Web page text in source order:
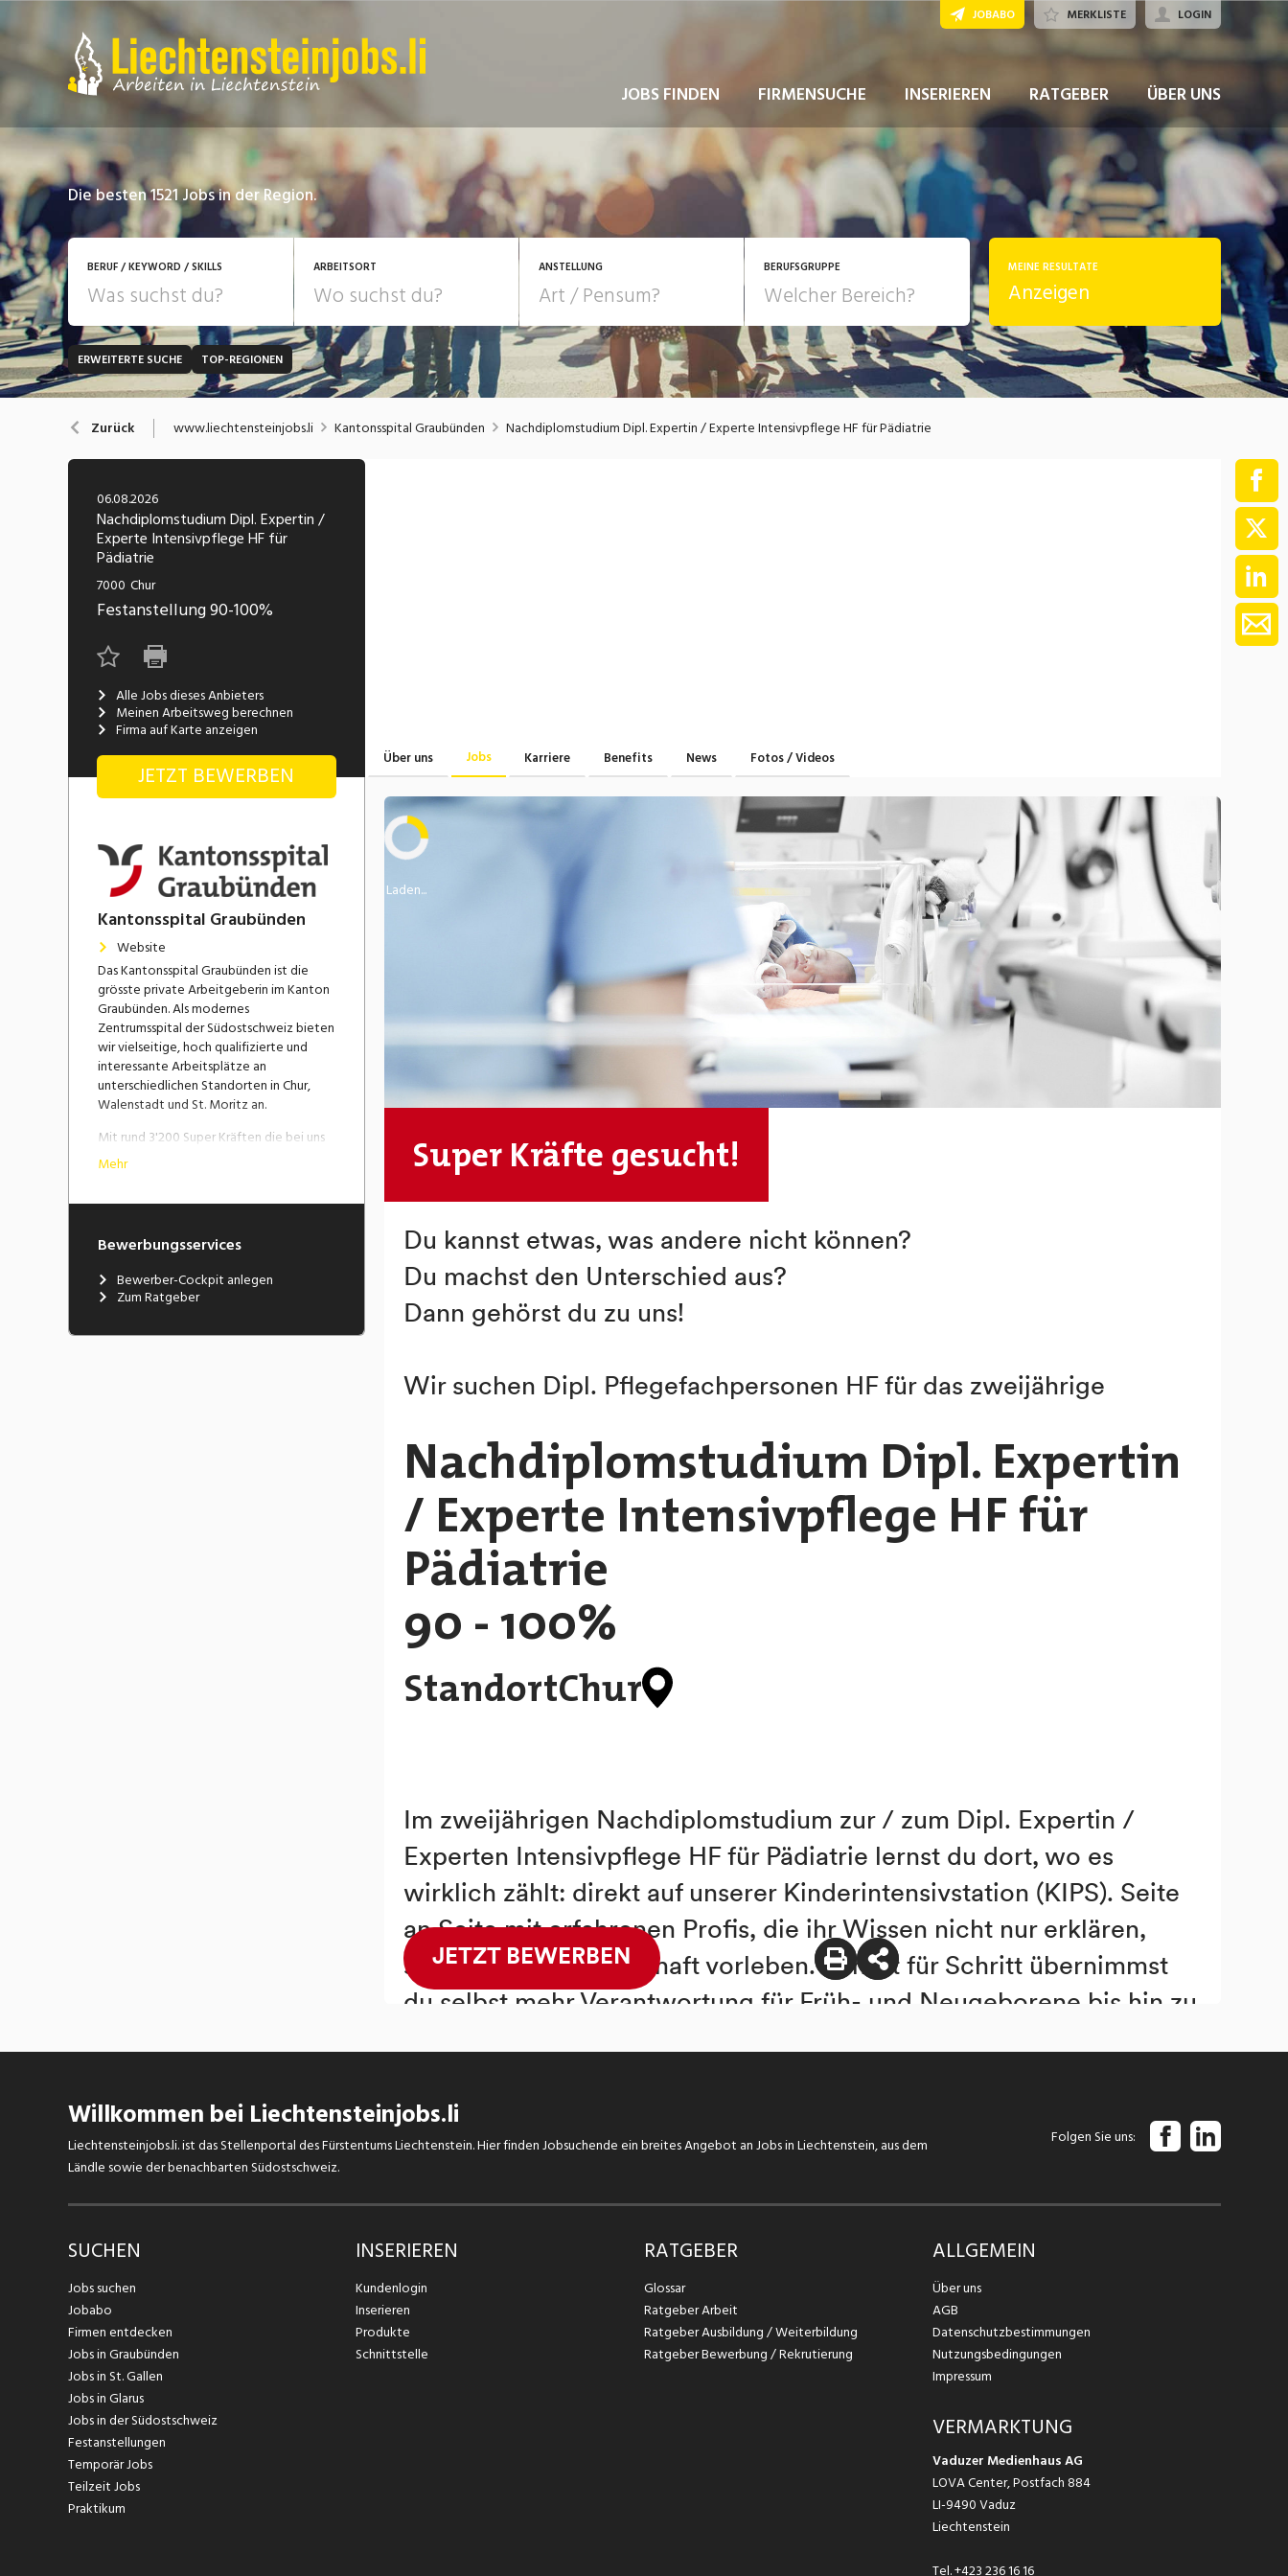
JOBS FINDEN FIRMENSUCHE INSERIEREN RATGEBER ÜBER UNS
JOBABO MERKLISTE LOGIN
Die besten 1521 Jobs in der Region.
BERUF / KEYWORD / SKILLS ARBEITSORT ANSTELLUNG
JOB-TYP 10-100%Pensum
Festanstellung
Temporär (befristet)
Freelance
Lehrstelle
POSITION
Führungsposition
BERUFSGRUPPE
Bank, Versicherung Bau, Handwerk, Elektro Bildung, Kunst, Design, Soziale
Berufe, Sport
Chemie, Pharma, Biotechnologie
Consulting, Human Resources Einkauf, Logistik, Transport,
Verkehr
Engineering, Technik, Architektur
Gastronomie, Hotellerie,
Tourismus, Lebensmittel
Informatik, Telekommunikation
Marketing, Kommunikation,
Medien, Druck
Sicherheit, Rettung, Polizei, Zoll
MEINE RESULTATE
Anzeigen
ERWEITERTE SUCHE TOP-REGIONEN
Zurück www.liechtensteinjobs.li Kantonsspital Graubünden Nachdiplomstudium Dipl. Expertin / Experte Intensivpflege HF für Pädiatrie
JETZT BEWERBEN
06.08.2026
Nachdiplomstudium Dipl. Expertin /
Experte Intensivpflege HF für
Pädiatrie
7000 Chur
Festanstellung90-100%
Alle Jobs dieses Anbieters
Meinen Arbeitsweg berechnen
Firma auf Karte anzeigen
JETZT BEWERBEN
Über uns Jobs Karriere Benefits News Fotos / Videos
Kantonsspital Graubünden
Website
Das Kantonsspital Graubünden ist die
grösste private Arbeitgeberin im Kanton
Graubünden. Als modernes
Zentrumsspital der Südostschweiz bieten
wir vielseitige, hoch qualifizierte und
interessante Arbeitsplätze an
unterschiedlichen Standorten in Chur,
Walenstadt und St. Moritz an.
Mit rund 3'200 Super Kräften die bei uns
arbeiten, verfügen wir über eine
attraktive Grösse: wir sind klein genug,
und Methoden zu finanzieren, sodass
Spitzenmedizin angeboten werden
kann.
spannende Arbeitsbereiche und Jobs,
Mehr
Bewerbungsservices
Bewerber-Cockpit anlegen
Zum Ratgeber
Laden...
Willkommen bei Liechtensteinjobs.li
Liechtensteinjobs.li. ist das Stellenportal des Fürstentums Liechtenstein. Hier finden Jobsuchende ein breites Angebot an Jobs in Liechtenstein, aus dem
Ländle sowie der benachbarten Südostschweiz.
Folgen Sie uns
SUCHEN
Jobs suchen
Jobabo
Firmen entdecken
Jobs in Graubünden
Jobs in St. Gallen
Jobs in Glarus
Jobs in der Südostschweiz
Festanstellungen
Temporär Jobs
Teilzeit Jobs
Praktikum
INSERIEREN
Kundenlogin
Inserieren
Produkte
Schnittstelle
RATGEBER
Glossar
Ratgeber Arbeit
Ratgeber Ausbildung / Weiterbildung
Ratgeber Bewerbung / Rekrutierung
ALLGEMEIN
Über uns
AGB
Datenschutzbestimmungen
Nutzungsbedingungen
Impressum
VERMARKTUNG
Vaduzer Medienhaus AG
LOVA Center, Postfach 884
LI-9490 Vaduz
Liechtenstein
Tel.+423 236 16 16